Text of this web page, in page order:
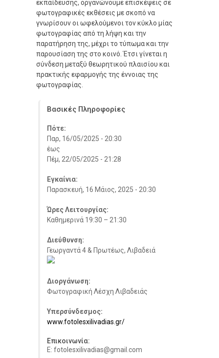
εκπαίδευσης, οργανώνουμε επισκέψεις σε
φωτογραφικές εκθέσεις με σκοπό να
γνωρίσουν οι ωφελούμενοι τον κύκλο μίας
φωτογραφίας από τη λήψη και την
παρατήρηση της, μέχρι το τύπωμα και την
παρουσίαση της στο κοινό. Έτσι γίνεται η
σύνδεση μεταξύ θεωρητικού πλαισίου και
πρακτικής εφαρμογής της έννοιας της
φωτογραφίας.
Βασικές Πληροφορίες
Πότε:
Παρ, 16/05/2025 - 20:30
έως
Πέμ, 22/05/2025 - 21:28
Εγκαίνια:
Παρασκευή, 16 Μάιος, 2025 - 20:30
Ώρες Λειτουργίας:
Καθημερινά 19:30 – 21:30
Διεύθυνση:
Γεωργαντά 4 & Πρωτέως, Λιβαδειά
Διοργάνωση:
Φωτογραφική Λέσχη Λιβαδειάς
Υπερσύνδεσμος:
www.fotolesxilivadias.gr/
Επικοινωνία:
E: fotolesxilivadias@gmail.com